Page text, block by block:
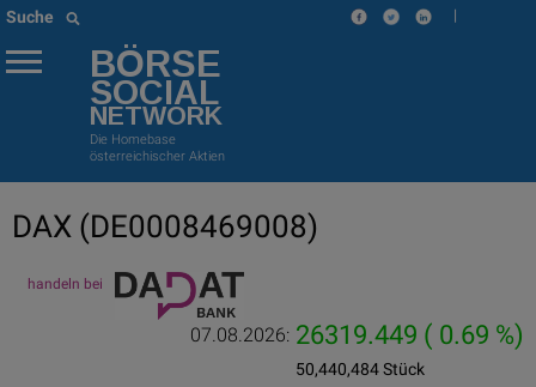
Suche |
BÖRSE
SOCIAL
NETWORK
Die Homebase
österreichischer Aktien
DAX (DE0008469008)
handeln bei
07.08.2026: 26319.449 ( 0.69 %)
50,440,484 Stück